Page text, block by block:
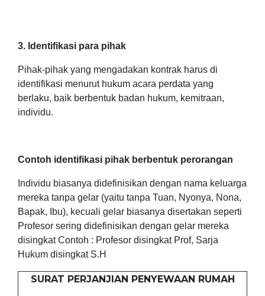
3. Identifikasi para pihak
Pihak-pihak yang mengadakan kontrak harus di
identifikasi menurut hukum acara perdata yang
berlaku, baik berbentuk badan hukum, kemitraan,
individu.
Contoh identifikasi pihak berbentuk perorangan
Individu biasanya didefinisikan dengan nama keluarga
mereka tanpa gelar (yaitu tanpa Tuan, Nyonya, Nona,
Bapak, Ibu), kecuali gelar biasanya disertakan seperti
Profesor sering didefinisikan dengan gelar mereka
disingkat Contoh : Profesor disingkat Prof, Sarja
Hukum disingkat S.H
SURAT PERJANJIAN PENYEWAAN RUMAH